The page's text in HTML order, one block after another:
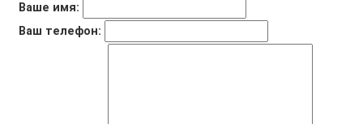
Ваше имя:
Ваш телефон: